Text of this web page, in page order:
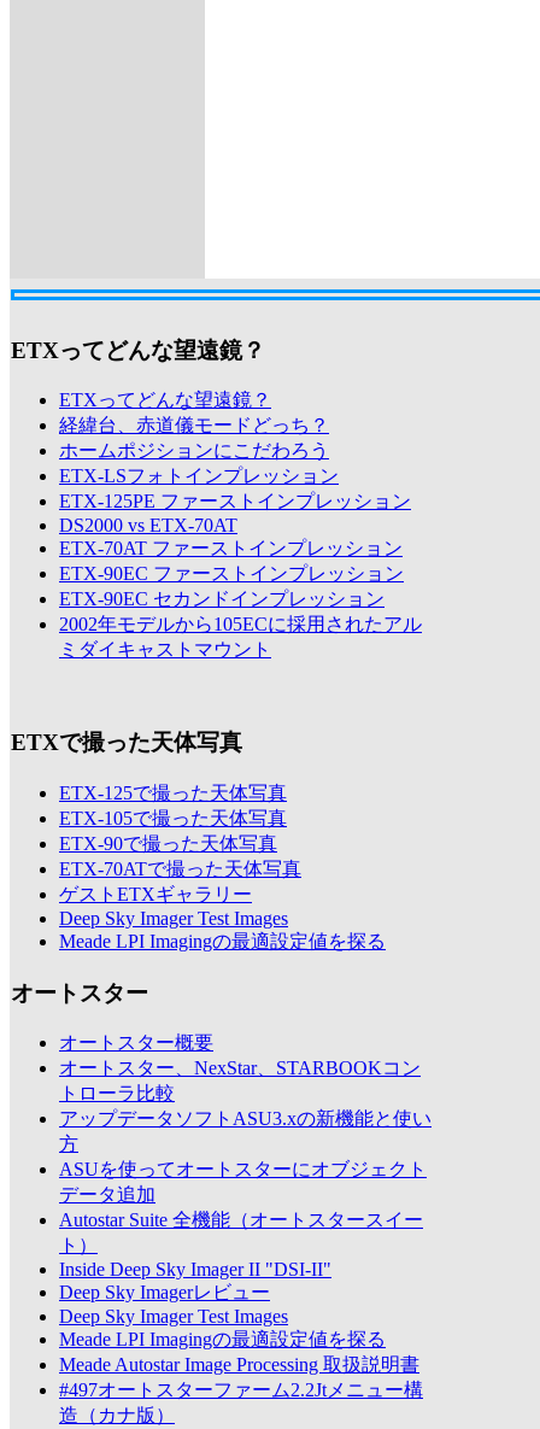
ETXってどんな望遠鏡？
ETXってどんな望遠鏡？
経緯台、赤道儀モードどっち？
ホームポジションにこだわろう
ETX-LSフォトインプレッション
ETX-125PE ファーストインプレッション
DS2000 vs ETX-70AT
ETX-70AT ファーストインプレッション
ETX-90EC ファーストインプレッション
ETX-90EC セカンドインプレッション
2002年モデルから105ECに採用されたアル
ミダイキャストマウント
ETXで撮った天体写真
ETX-125で撮った天体写真
ETX-105で撮った天体写真
ETX-90で撮った天体写真
ETX-70ATで撮った天体写真
ゲストETXギャラリー
Deep Sky Imager Test Images
Meade LPI Imagingの最適設定値を探る
オートスター
オートスター概要
オートスター、NexStar、STARBOOKコン
トローラ比較
アップデータソフトASU3.xの新機能と使い
方
ASUを使ってオートスターにオブジェクト
データ追加
Autostar Suite 全機能（オートスタースイー
ト）
Inside Deep Sky Imager II "DSI-II"
Deep Sky Imagerレビュー
Deep Sky Imager Test Images
Meade LPI Imagingの最適設定値を探る
Meade Autostar Image Processing 取扱説明書
#497オートスターファーム2.2Jtメニュー構
造（カナ版）